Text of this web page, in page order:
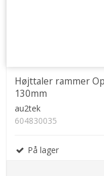
Højttaler rammer
130mm
au2tek
604830035
På lager